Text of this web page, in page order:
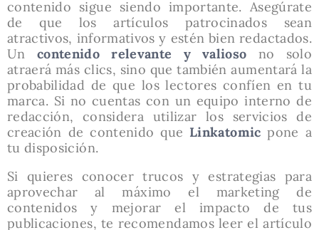
contenido sigue siendo importante. Asegúrate
de que los artículos patrocinados sean
atractivos, informativos y estén bien redactados.
Un contenido relevante y valioso no solo
atraerá más clics, sino que también aumentará la
probabilidad de que los lectores confíen en tu
marca. Si no cuentas con un equipo interno de
redacción, considera utilizar los servicios de
creación de contenido que Linkatomicpone a
tu disposición.
Si quieres conocer trucos y estrategias para
aprovechar al máximo el marketing de
contenidos y mejorar el impacto de tus
publicaciones, te recomendamos leer el artículo